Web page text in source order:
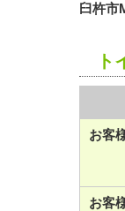
臼杵市
ト
お客
お客